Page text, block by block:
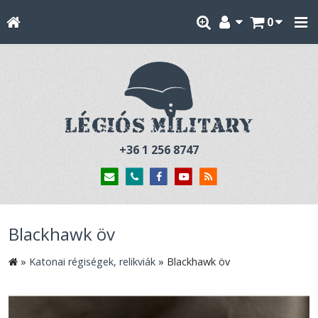
0
+36 1 256 8747
Blackhawk öv
» Katonai régiségek, relikviák » Blackhawk öv